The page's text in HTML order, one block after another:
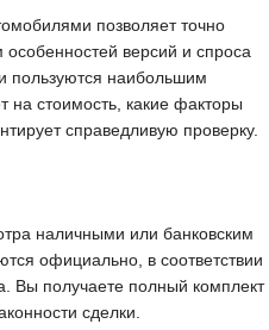
позволяет точно
версий и спроса
пользуются наибольшим
на стоимость, какие факторы
справедливую проверку.
наличными или банковским
официально, в соответствии
Вы получаете полный комплект
сделки.